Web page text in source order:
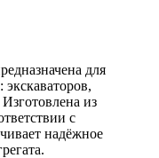
для
из
с
надёжное